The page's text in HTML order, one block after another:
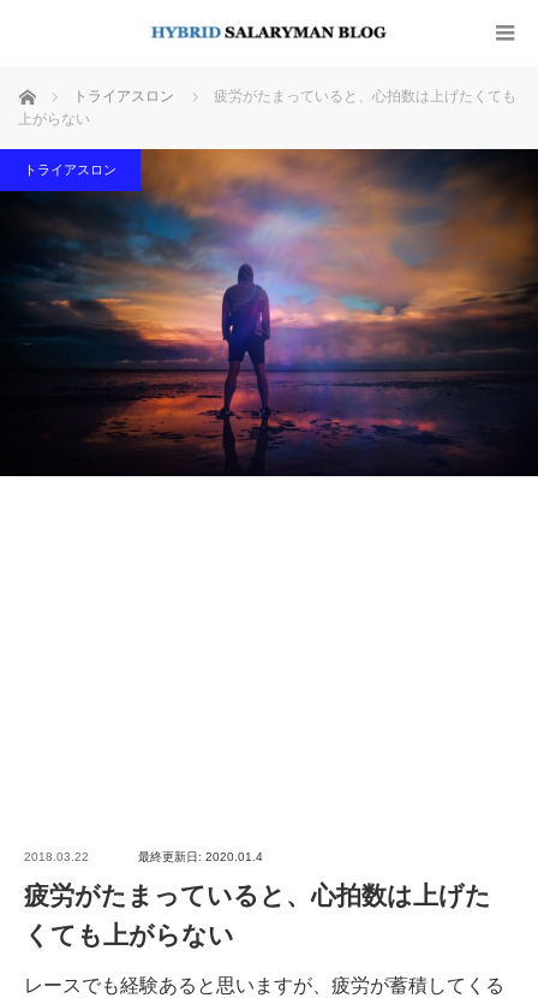
ホーム トライアスロン
疲労がたまっていると、心拍数は上げたくても
上がらない
トライアスロン
2018.03.22 最終更新日: 2020.01.4
疲労がたまっていると、心拍数は上げた
くても上がらない
レースでも経験あると思いますが、疲労が蓄積してくる